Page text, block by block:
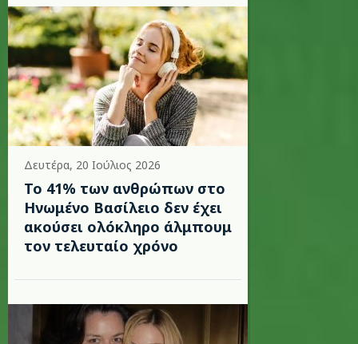
Δευτέρα, 20 Ιούλιος 2026
Το 41% των ανθρώπων στο
Ηνωμένο Βασίλειο δεν έχει
ακούσει ολόκληρο άλμπουμ
τον τελευταίο χρόνο